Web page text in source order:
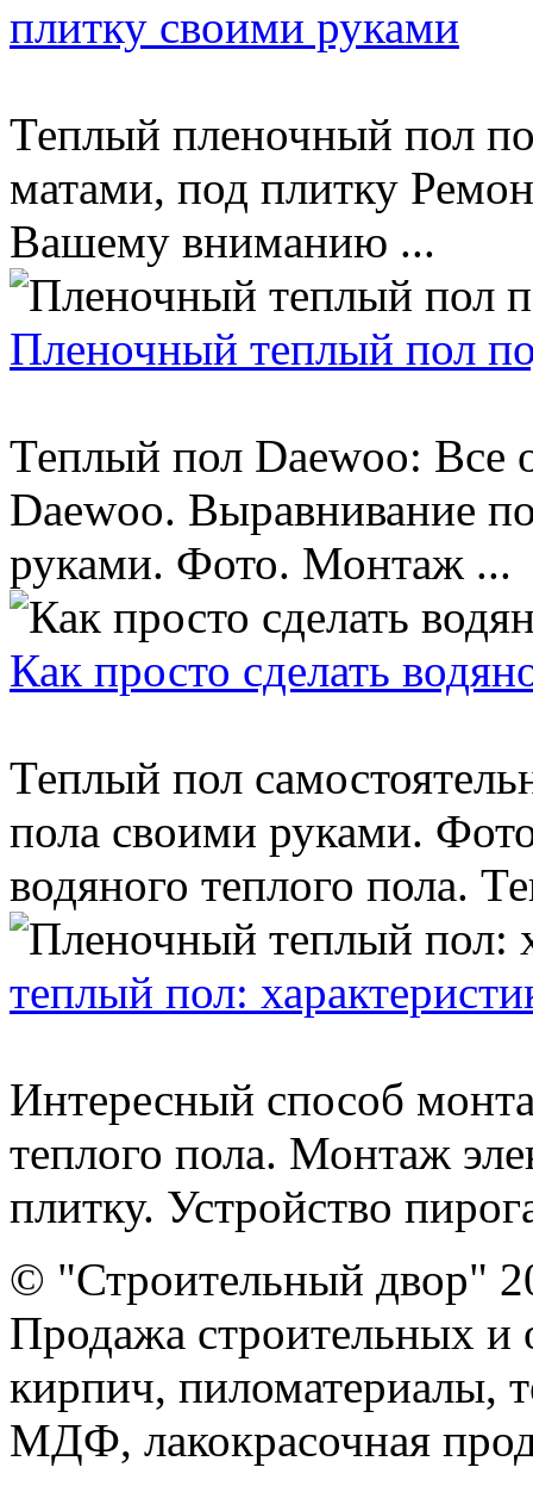
плитку своими руками
Теплый пленочный пол
матами, под плитку
Вашему вниманию ...
Пленочный теплый пол
Теплый пол Daewoo: Все
Daewoo. Выравнивание
руками. Фото. Монтаж ...
Как просто сделать
Теплый пол
пола своими руками.
водяного теплого пола.
теплый пол:
Интересный способ
теплого пола. Монтаж
плитку. Устройство
© "Строительный двор"
Продажа строительных и
кирпич, пиломатериалы,
МДФ, лакокрасочная